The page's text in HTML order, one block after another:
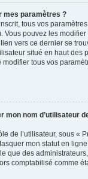
mes paramètres ?
tous vos
Vous pouvez les
vers ce dernier se
situé en haut des
tous vos
mon nom d’utilisateur
de l’utilisateur, sous «
mon statut en
que des
comptabilisé comme